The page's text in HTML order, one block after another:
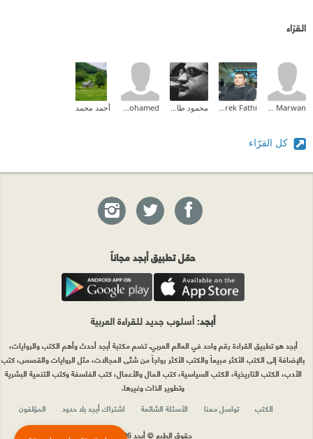
القرّاء
Bahaa Marwan
Tarek Fathi محمود طارق إبراهيم amr mohamed أحمد محمد
كل القرّاء
حمّل تطبيق أبجد مجاناً
أبجد: أسلوب جديد للقراءة العربية
أبجد هو تطبيق القراءة رقم واحد في العالم العربي. تضم مكتبة أبجد أحدث وأهم الكتب والروايات،
بالإضافة إلى الكتب الأكثر مبيعاً والكتب الأكثر رواجاً من شتّى المجالات، مثل الروايات والقصص، كتب
الأدب، الكتب التاريخية، الكتب السياسية، كتب المال والأعمال، كتب الفلسفة وكتب التنمية البشرية
وتطوير الذات وغيرها.
الكتب
تواصل معنا الأسئلة الشائعة اشتراك أبجد بلا حدود
المؤلفون
حقوق الطبع © أبجد 2026